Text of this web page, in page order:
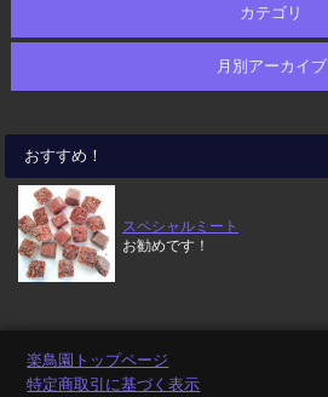
カテゴリ
月別アーカイブ
おすすめ！
スペシャルミート
お勧めです！
楽鳥園トップページ
特定商取引に基づく表示